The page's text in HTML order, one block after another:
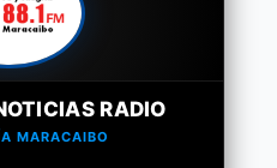
RADIO
MARACAIBO